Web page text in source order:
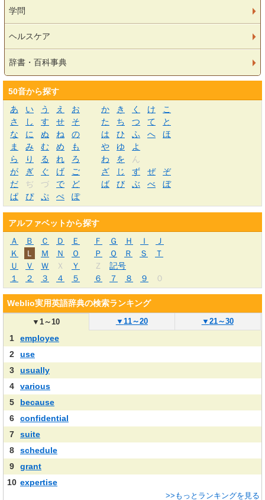
学問
ヘルスケア
辞書・百科事典
50音から探す
あ
い う え お か き く け
こ
さ
し す せ そ た ち つ て
と
な
に ぬ ね の は ひ ふ へ
ほ
ま
み む め も や ゆ
よ
ら
り る れ ろ わ を
ん
が
ぎ ぐ げ ご ざ じ ず ぜ
ぞ
だ
ぢ づ で ど ば び ぶ べ
ぼ
ぱ
ぴ ぷ ぺ ぽ
アルファベットから探す
Ａ
Ｂ Ｃ Ｄ Ｅ Ｆ Ｇ Ｈ Ｉ
Ｊ
Ｋ
Ｌ Ｍ Ｎ Ｏ Ｐ Ｑ Ｒ Ｓ
Ｔ
Ｕ
Ｖ Ｗ Ｘ Ｙ Ｚ
記号
１
２ ３ ４ ５ ６ ７ ８ ９ ０
Weblio実用英語辞典の検索ランキング
▼1～10 ▼ 11～20 ▼ 21～30
1
employee
2
use
3
usually
4
various
5
because
6
confidential
7
suite
8
schedule
9
grant
10 expertise
>>もっとランキングを見る